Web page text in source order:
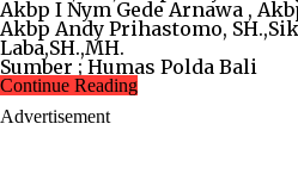
Akbp I Nym Gede Arnawa ,
Akbp Andy Prihastomo,
Laba,SH.,MH.
Sumber ; Humas Polda Bali
Continue Reading
Advertisement